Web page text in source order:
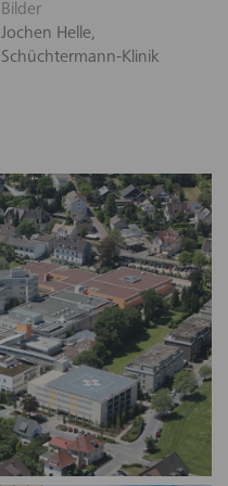
Bilder
Jochen Helle,
Schüchtermann-Klinik